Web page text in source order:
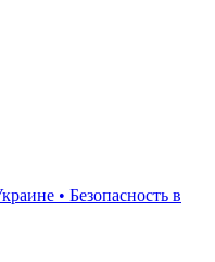
• Безопасность в